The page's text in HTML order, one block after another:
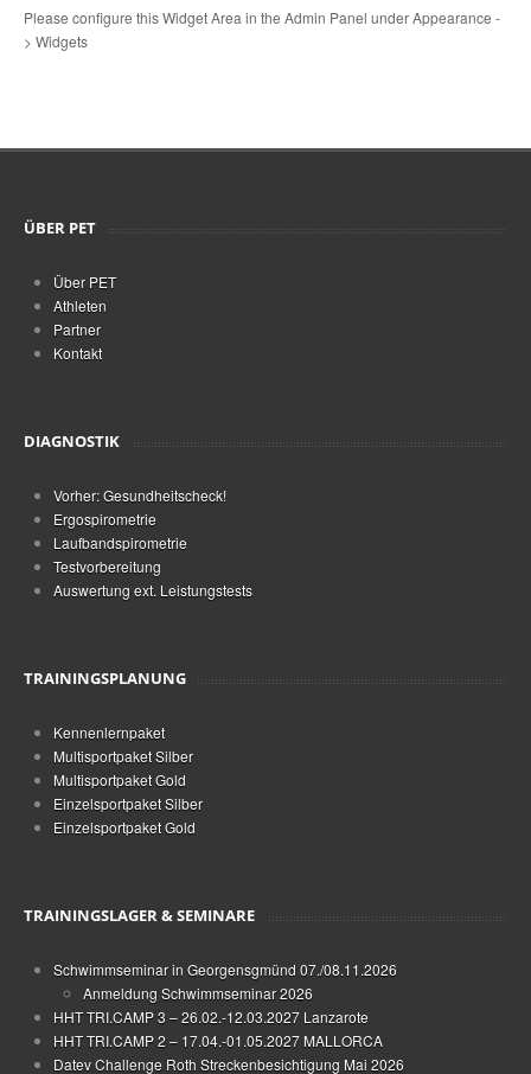
Please configure this Widget Area in the Admin Panel under Appearance -
> Widgets
ÜBER PET
Über PET
Athleten
Partner
Kontakt
DIAGNOSTIK
Vorher: Gesundheitscheck!
Ergospirometrie
Laufbandspirometrie
Testvorbereitung
Auswertung ext. Leistungstests
TRAININGSPLANUNG
Kennenlernpaket
Multisportpaket Silber
Multisportpaket Gold
Einzelsportpaket Silber
Einzelsportpaket Gold
TRAININGSLAGER & SEMINARE
Schwimmseminar in Georgensgmünd 07./08.11.2026
Anmeldung Schwimmseminar 2026
HHT TRI.CAMP 3 – 26.02.-12.03.2027 Lanzarote
HHT TRI.CAMP 2 – 17.04.-01.05.2027 MALLORCA
Datev Challenge Roth Streckenbesichtigung Mai 2026